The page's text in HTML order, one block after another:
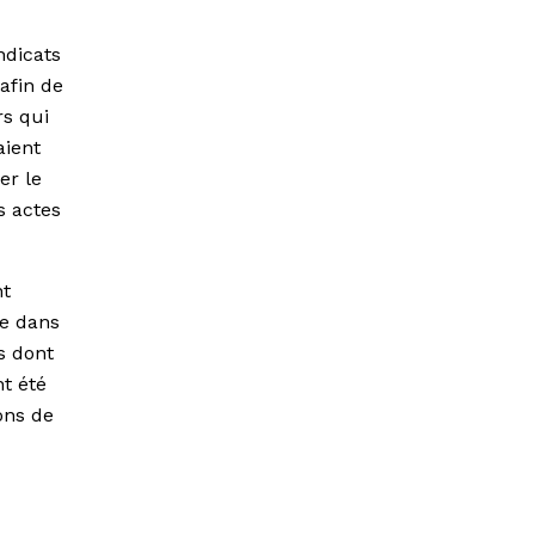
de
qui
le
actes
dans
dont
été
de